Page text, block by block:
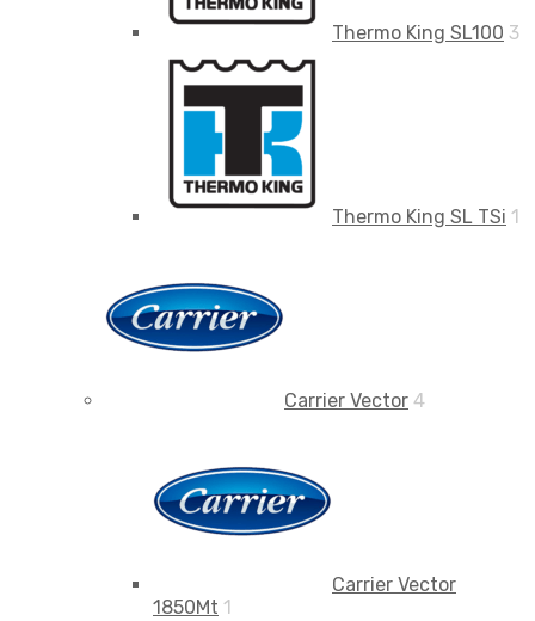
Thermo King SL100 3
Thermo King SL TSi 1
Carrier Vector 4
Carrier Vector
1850Mt 1